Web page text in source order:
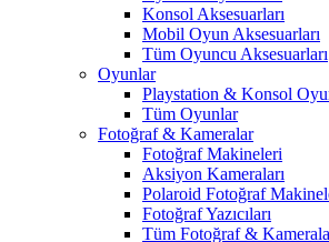
Konsol Aksesuarları
Mobil Oyun Aksesuarları
Tüm Oyuncu Aksesuarları
Oyunlar
Playstation & Konsol
Tüm Oyunlar
Fotoğraf & Kameralar
Fotoğraf Makineleri
Aksiyon Kameraları
Polaroid Fotoğraf
Fotoğraf Yazıcıları
Tüm Fotoğraf &